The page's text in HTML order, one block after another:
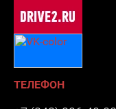
ТЕЛЕФОН